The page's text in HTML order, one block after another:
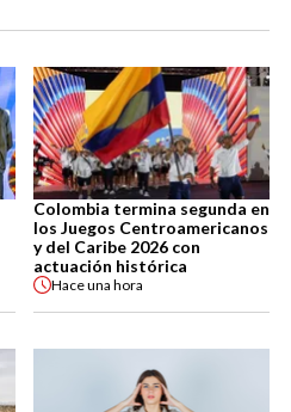
Colombia termina segunda en
los Juegos Centroamericanos
y del Caribe 2026 con
actuación histórica
Haceuna hora